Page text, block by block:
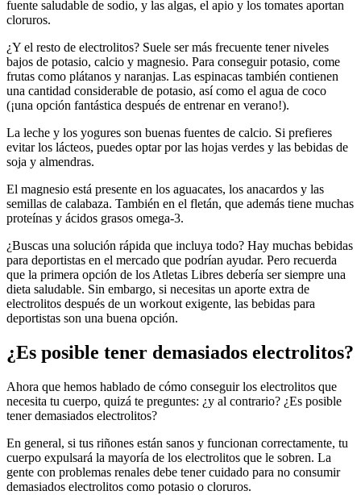
fuente saludable de sodio, y las algas, el apio y los tomates aportan
cloruros.
¿Y el resto de electrolitos? Suele ser más frecuente tener niveles
bajos de potasio, calcio y magnesio. Para conseguir potasio, come
frutas como plátanos y naranjas. Las espinacas también contienen
una cantidad considerable de potasio, así como el agua de coco
(¡una opción fantástica después de entrenar en verano!).
La leche y los yogures son buenas fuentes de calcio. Si prefieres
evitar los lácteos, puedes optar por las hojas verdes y las bebidas de
soja y almendras.
El magnesio está presente en los aguacates, los anacardos y las
semillas de calabaza. También en el fletán, que además tiene muchas
proteínas y ácidos grasos omega-3.
¿Buscas una solución rápida que incluya todo? Hay muchas bebidas
para deportistas en el mercado que podrían ayudar. Pero recuerda
que la primera opción de los Atletas Libres debería ser siempre una
dieta saludable. Sin embargo, si necesitas un aporte extra de
electrolitos después de un workout exigente, las bebidas para
deportistas son una buena opción.
¿Es posible tener demasiados electrolitos?
Ahora que hemos hablado de cómo conseguir los electrolitos que
necesita tu cuerpo, quizá te preguntes: ¿y al contrario? ¿Es posible
tener demasiados electrolitos?
En general, si tus riñones están sanos y funcionan correctamente, tu
cuerpo expulsará la mayoría de los electrolitos que le sobren. La
gente con problemas renales debe tener cuidado para no consumir
demasiados electrolitos como potasio o cloruros.